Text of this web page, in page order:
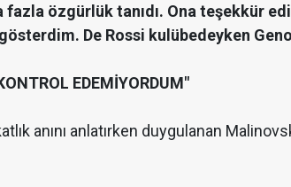
fazla özgürlük tanıdı. Ona teşekkür
De Rossi kulübedeyken
EDEMİYORDUM"
anını anlatırken duygulanan